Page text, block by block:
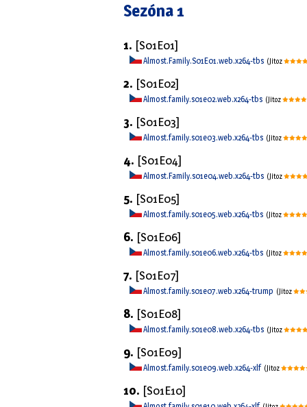
Sezóna 1
1. [S01E01]
Almost.Family.S01E01.web.x264-tbs (Jitoz
2. [S01E02]
Almost.family.s01e02.web.x264-tbs (Jitoz
3. [S01E03]
Almost.family.s01e03.web.x264-tbs (Jitoz
4. [S01E04]
Almost.Family.s01e04.web.x264-tbs (Jitoz
5. [S01E05]
Almost.family.s01e05.web.x264-tbs (Jitoz
6. [S01E06]
Almost.family.s01e06.web.x264-tbs (Jitoz
7. [S01E07]
Almost.family.s01e07.web.x264-trump (Jitoz
8. [S01E08]
Almost.family.s01e08.web.x264-tbs (Jitoz
9. [S01E09]
Almost.family.s01e09.web.x264-xlf (Jitoz
10. [S01E10]